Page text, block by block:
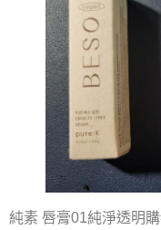
純素 唇膏01純淨透明購